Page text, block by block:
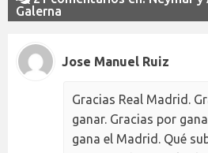
Galerna
Jose Manuel Ruiz
Gracias Real Madrid.
ganar. Gracias por
gana el Madrid. Qué